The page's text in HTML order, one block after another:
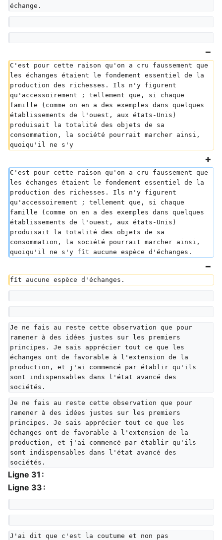
échange.
C'est pour cette raison qu'on a cru faussement que
les échanges étaient le fondement essentiel de la
production des richesses. Ils n'y figurent
qu'accessoirement ; tellement que, si chaque
famille (comme on en a des exemples dans quelques
établissements de l'ouest, aux états-Unis)
produisait la totalité des objets de sa
consommation, la société pourrait marcher ainsi,
quoiqu'il ne s'y
C'est pour cette raison qu'on a cru faussement que
les échanges étaient le fondement essentiel de la
production des richesses. Ils n'y figurent
qu'accessoirement ; tellement que, si chaque
famille (comme on en a des exemples dans quelques
établissements de l'ouest, aux états-Unis)
produisait la totalité des objets de sa
consommation, la société pourrait marcher ainsi,
quoiqu'il ne s'y fît aucune espèce d'échanges.
fît aucune espèce d'échanges.
Je ne fais au reste cette observation que pour
ramener à des idées justes sur les premiers
principes. Je sais apprécier tout ce que les
échanges ont de favorable à l'extension de la
production, et j'ai commencé par établir qu'ils
sont indispensables dans l'état avancé des
sociétés.
Je ne fais au reste cette observation que pour
ramener à des idées justes sur les premiers
principes. Je sais apprécier tout ce que les
échanges ont de favorable à l'extension de la
production, et j'ai commencé par établir qu'ils
sont indispensables dans l'état avancé des
sociétés.
Ligne 31 :
Ligne 33 :
J'ai dit que c'est la coutume et non pas